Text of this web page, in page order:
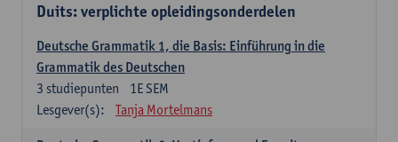
Duits: verplichte opleidingsonderdelen
Deutsche Grammatik 1, die Basis: Einführung in die
Grammatik des Deutschen
1E SEM
3 studiepunten
Lesgever(s):
Tanja Mortelmans